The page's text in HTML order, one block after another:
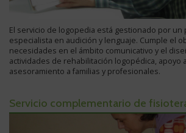
El servicio de logopedia está gestionado por un
especialista en audición y lenguaje. Cumple el
necesidades en el ámbito comunicativo y el
actividades de rehabilitación logopédica, apoyo
asesoramiento a familias y profesionales.
Servicio complementario de